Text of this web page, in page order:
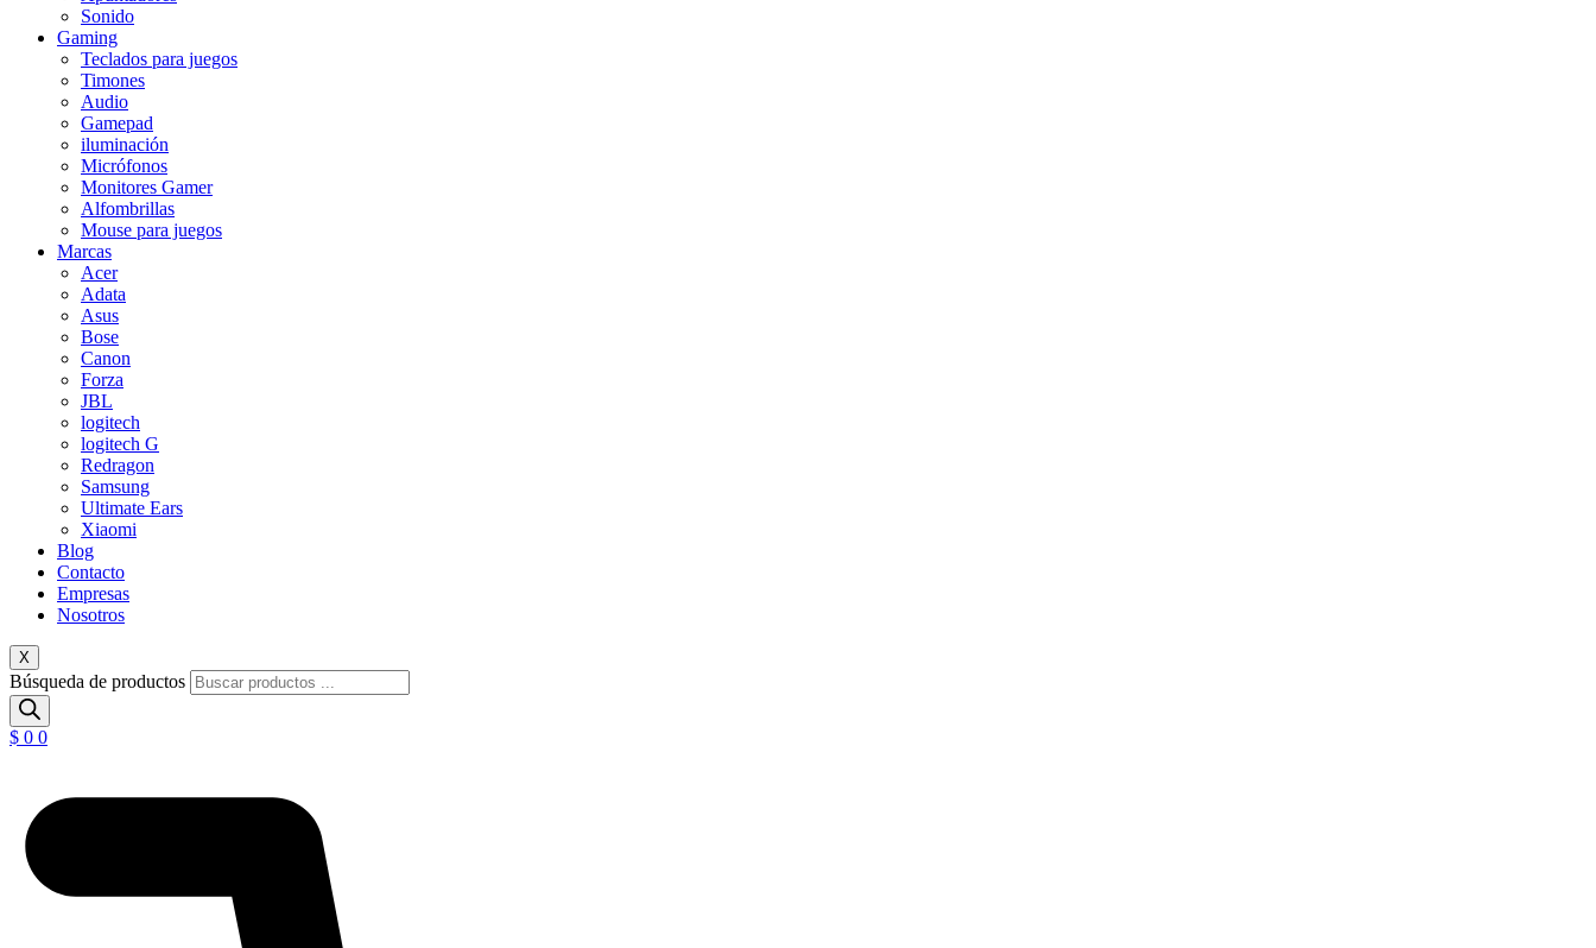
Sonido
Gaming
Teclados para juegos
Timones
Audio
Gamepad
iluminación
Micrófonos
Monitores Gamer
Alfombrillas
Mouse para juegos
Marcas
Acer
Adata
Asus
Bose
Canon
Forza
JBL
logitech
logitech G
Redragon
Samsung
Ultimate Ears
Xiaomi
Blog
Contacto
Empresas
Nosotros
X
Búsqueda de productos
$ 0 0